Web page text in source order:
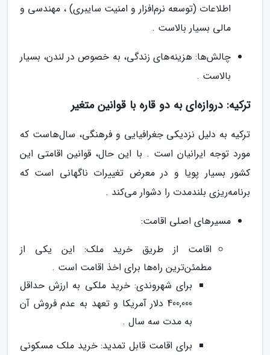
اطلاعات (توسعه نرم‌افزار و امنیت سایبری) ، مهندسی و
مالی بسیار بالاست .
چالش‌ها: هزینه‌های زندگی، به خصوص در لندن، بسیار
بالاست .
ترکیه: دروازه‌ای به دو قاره با قوانین متغیر
ترکیه به دلیل نزدیکی جغرافیایی و فرهنگی، سال‌هاست که
مورد توجه ایرانیان است . با این حال، قوانین اقامتی این
کشور بسیار پویا و در معرض تغییرات ناگهانی است که
برنامه‌ریزی بلندمدت را دشوار می‌کند .
مسیرهای اصلی اقامت:
اقامت از طریق خرید ملک: این یکی از
مطمئن‌ترین راه‌ها برای اخذ اقامت است .
برای شهروندی: خرید ملکی به ارزش حداقل
400,000 دلار آمریکا و تعهد به عدم فروش آن
به مدت سه سال .
برای اقامت قابل تمدید: خرید ملک مسکونی